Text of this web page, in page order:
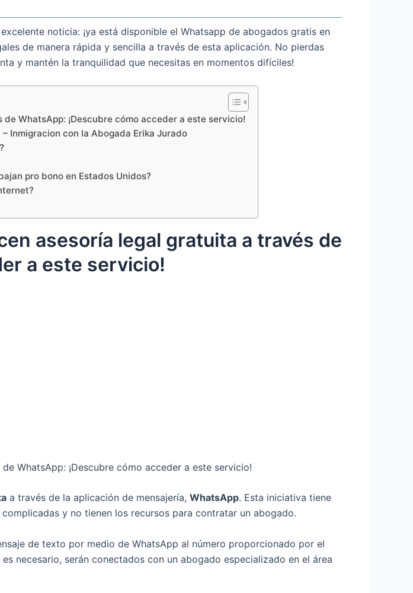
noticia: ¡ya está disponible el Whatsapp de abogados gratis en
de manera rápida y sencilla a través de esta aplicación. No pierdas
y mantén la tranquilidad que necesitas en momentos difíciles!
WhatsApp: ¡Descubre cómo acceder a este servicio!
– Inmigracion con la Abogada Erika Jurado
pro bono en Estados Unidos?
asesoría legal gratuita a través de
a este servicio!
WhatsApp: ¡Descubre cómo acceder a este servicio!
a través de la aplicación de mensajería, WhatsApp. Esta iniciativa tiene
y no tienen los recursos para contratar un abogado.
de texto por medio de WhatsApp al número proporcionado por el
necesario, serán conectados con un abogado especializado en el área